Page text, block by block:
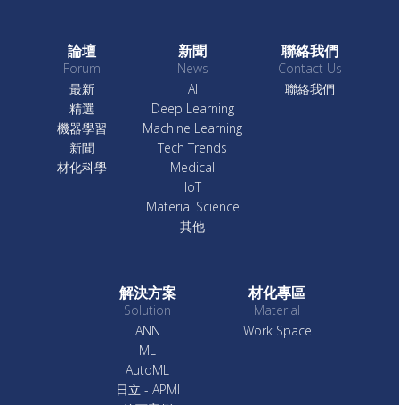
論壇
Forum
最新
精選
機器學習
新聞
材化科學
新聞
News
AI
Deep Learning
Machine Learning
Tech Trends
Medical
IoT
Material Science
其他
聯絡我們
Contact Us
聯絡我們
解決方案
Solution
ANN
ML
AutoML
日立 - APMI
材化專區
Material
Work Space